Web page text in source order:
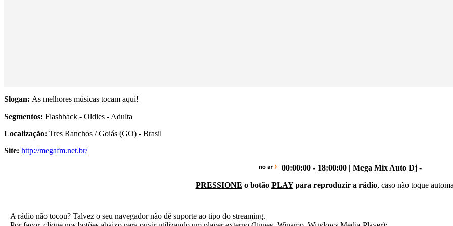
Slogan: As melhores músicas tocam aqui!
Segmentos: Flashback - Oldies - Adulta
Localização: Tres Ranchos / Goiás (GO) - Brasil
Site: http://megafm.net.br/
00:00:00 - 18:00:00 | Mega Mix Auto Dj-
PRESSIONE o botão PLAYpara reproduzir a rádio, caso não toque
A rádio não tocou? Talvez o seu navegador não dê suporte ao tipo do streaming.